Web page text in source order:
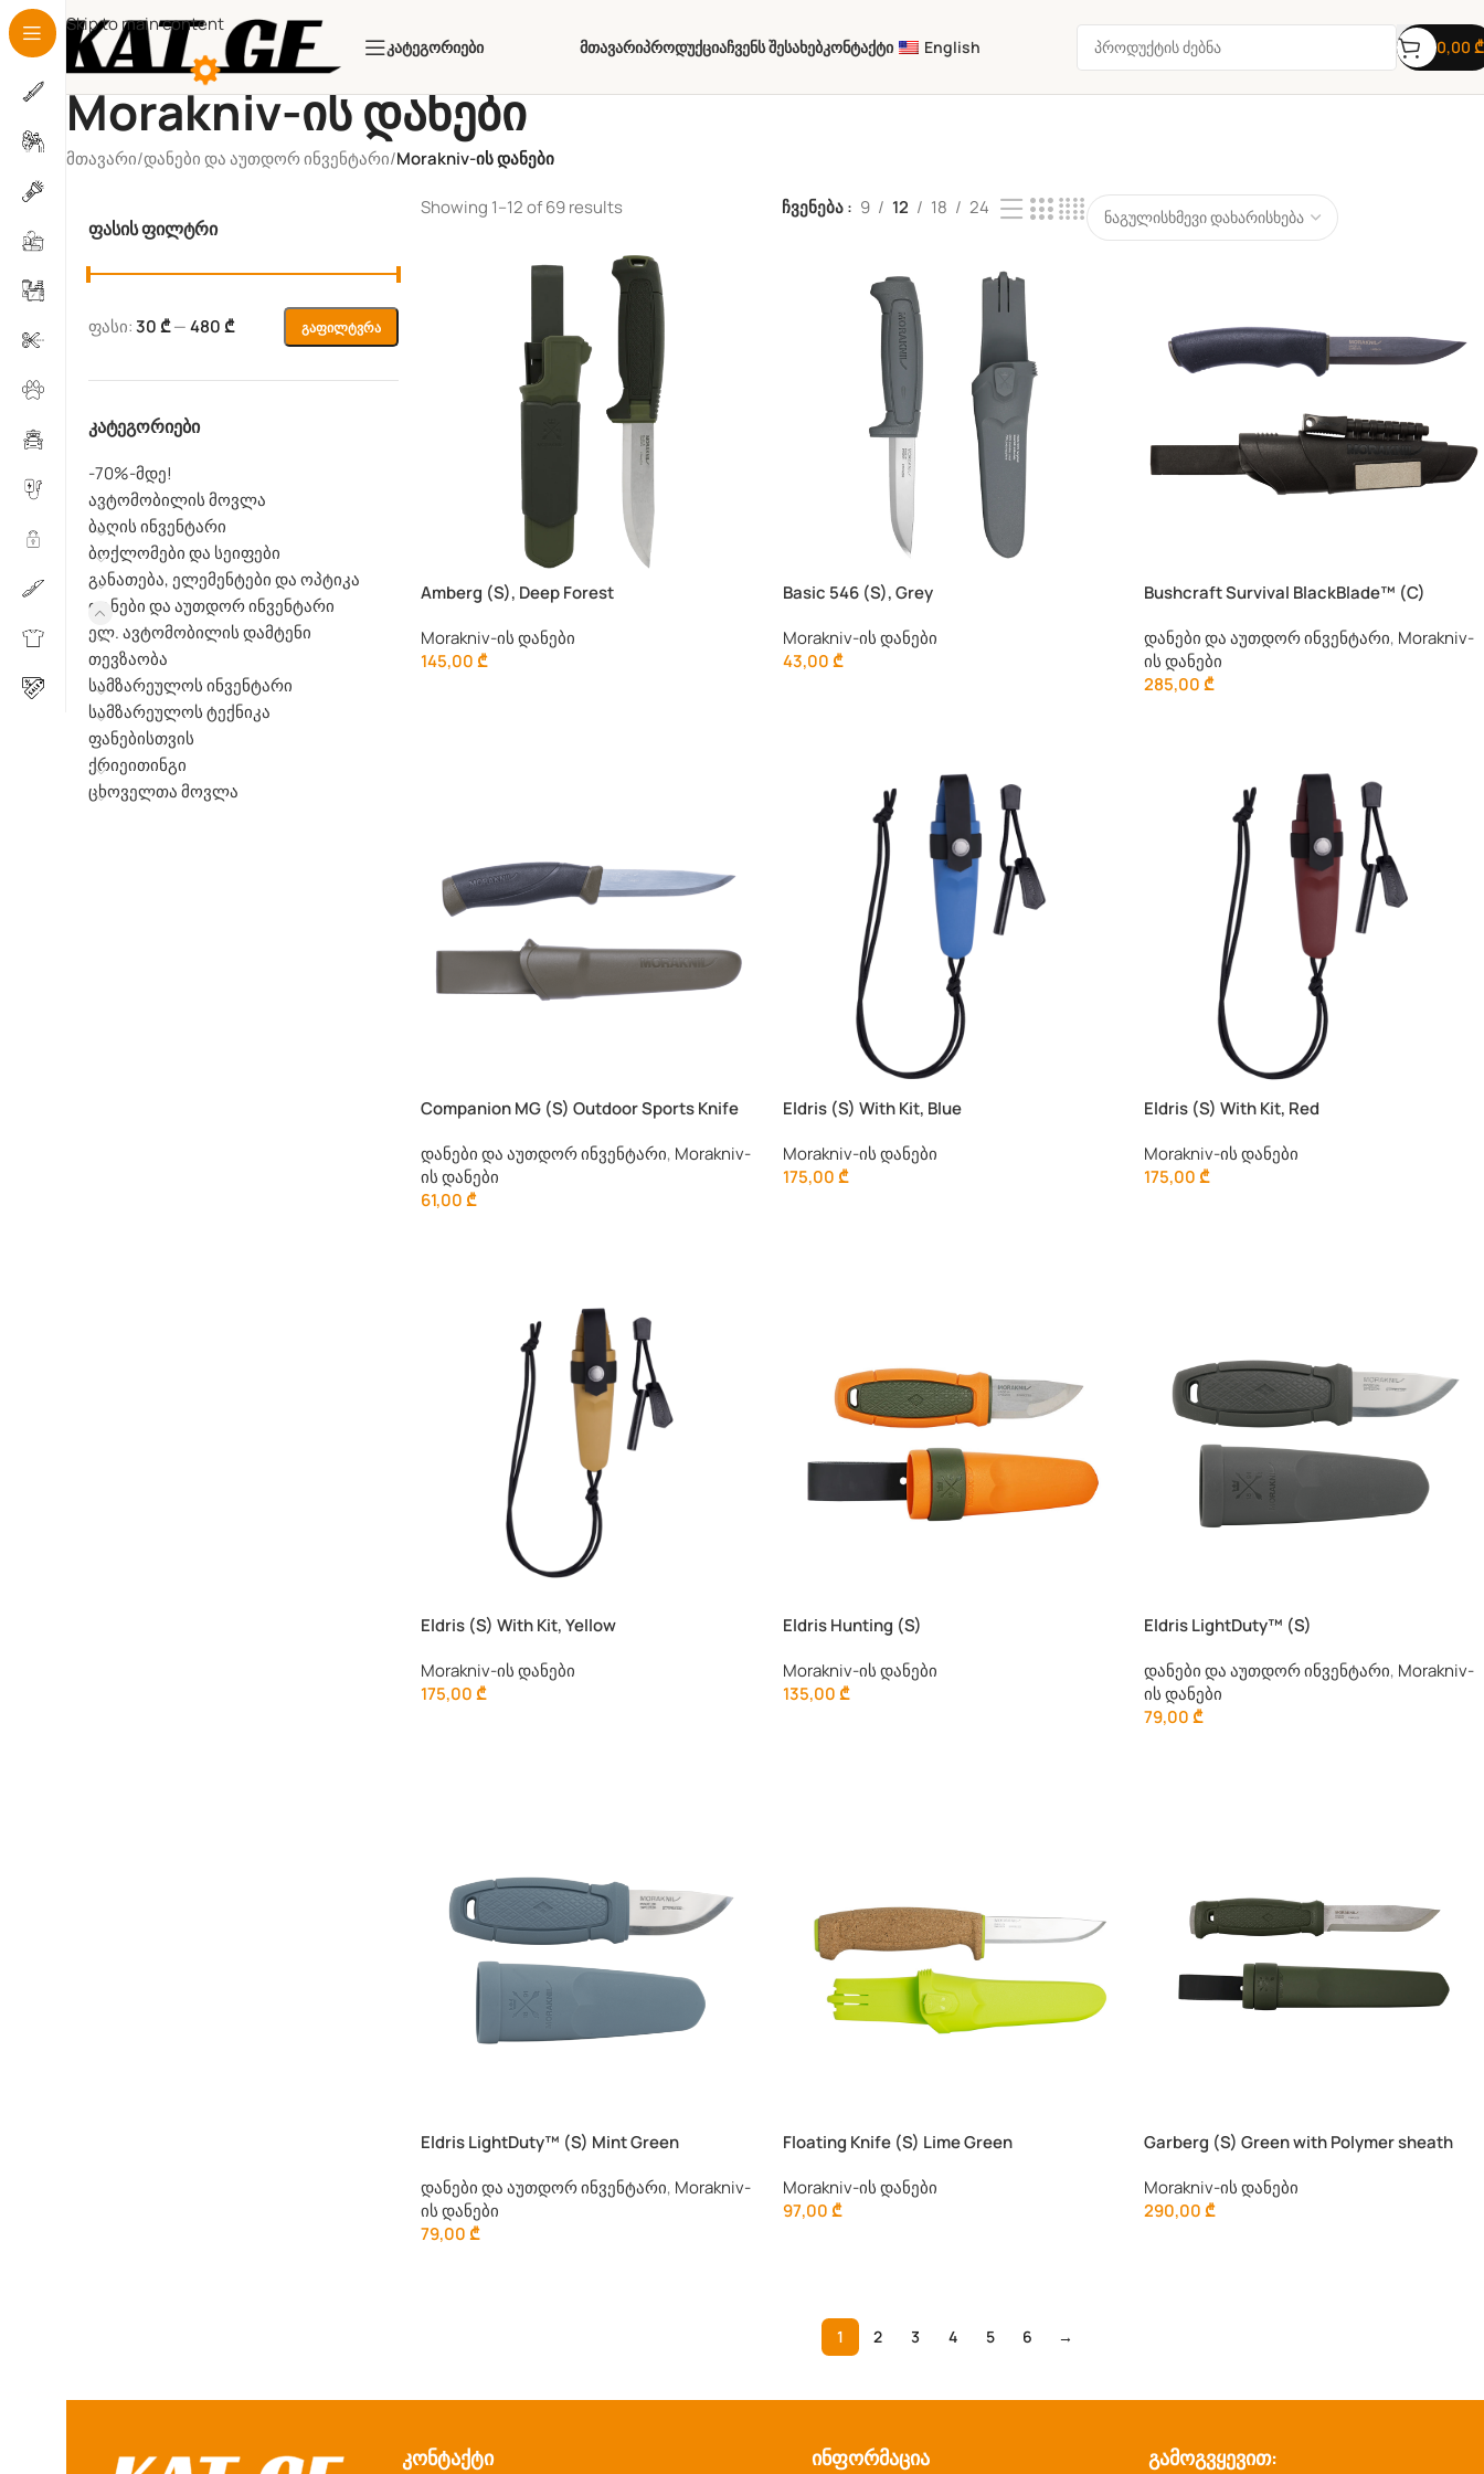
Skip to main content
Კატეგორიები ᲛთავარიᲞროდუქციაᲩვენს ᲨესახებᲙონტაქტი English 0,00 ₾
Morakniv-ის დანები
მთავარი/დანები და აუთდორ ინვენტარი/Morakniv-ის დანები
Ფასის Ფილტრი
Გაფილტვრა
ფასი:30 ₾—480 ₾
Კატეგორიები
-70%-მდე!
ავტომობილის მოვლა
ბაღის ინვენტარი
ბოქლომები და სეიფები
განათება, ელემენტები და ოპტიკა
დანები და აუთდორ ინვენტარი
ელ. ავტომობილის დამტენი
თევზაობა
სამზარეულოს ინვენტარი
სამზარეულოს ტექნიკა
ფანებისთვის
ქრიეითინგი
ცხოველთა მოვლა
Showing 1–12 of 69 results ჩვენება 9 12 18 24
Amberg (S), Deep Forest
Morakniv-ის დანები
145,00₾
Basic 546 (S), Grey
Morakniv-ის დანები
43,00₾
Bushcraft Survival BlackBlade™ (C)
დანები და აუთდორ ინვენტარი, Morakniv-
ის დანები
285,00₾
Companion MG (S) Outdoor Sports Knife
დანები და აუთდორ ინვენტარი, Morakniv-
ის დანები
61,00₾
Eldris (S) With Kit, Blue
Morakniv-ის დანები
175,00₾
Eldris (S) With Kit, Red
Morakniv-ის დანები
175,00₾
Eldris (S) With Kit, Yellow
Morakniv-ის დანები
175,00₾
Eldris Hunting (S)
Morakniv-ის დანები
135,00₾
Eldris LightDuty™ (S)
დანები და აუთდორ ინვენტარი, Morakniv-
ის დანები
79,00₾
Eldris LightDuty™ (S) Mint Green
დანები და აუთდორ ინვენტარი, Morakniv-
ის დანები
79,00₾
Floating Knife (S) Lime Green
Morakniv-ის დანები
97,00₾
Garberg (S) Green with Polymer sheath
Morakniv-ის დანები
290,00₾
1 2 3 4 5 6 →
კონტაქტი ინფორმაცია გამოგვყევით: